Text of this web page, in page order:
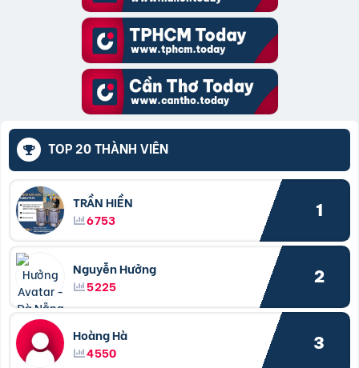
TOP 20 THÀNH VIÊN
TRẦN HIỀN
6753
1
Nguyễn Hưởng
5225
2
Hoàng Hà
4550
3